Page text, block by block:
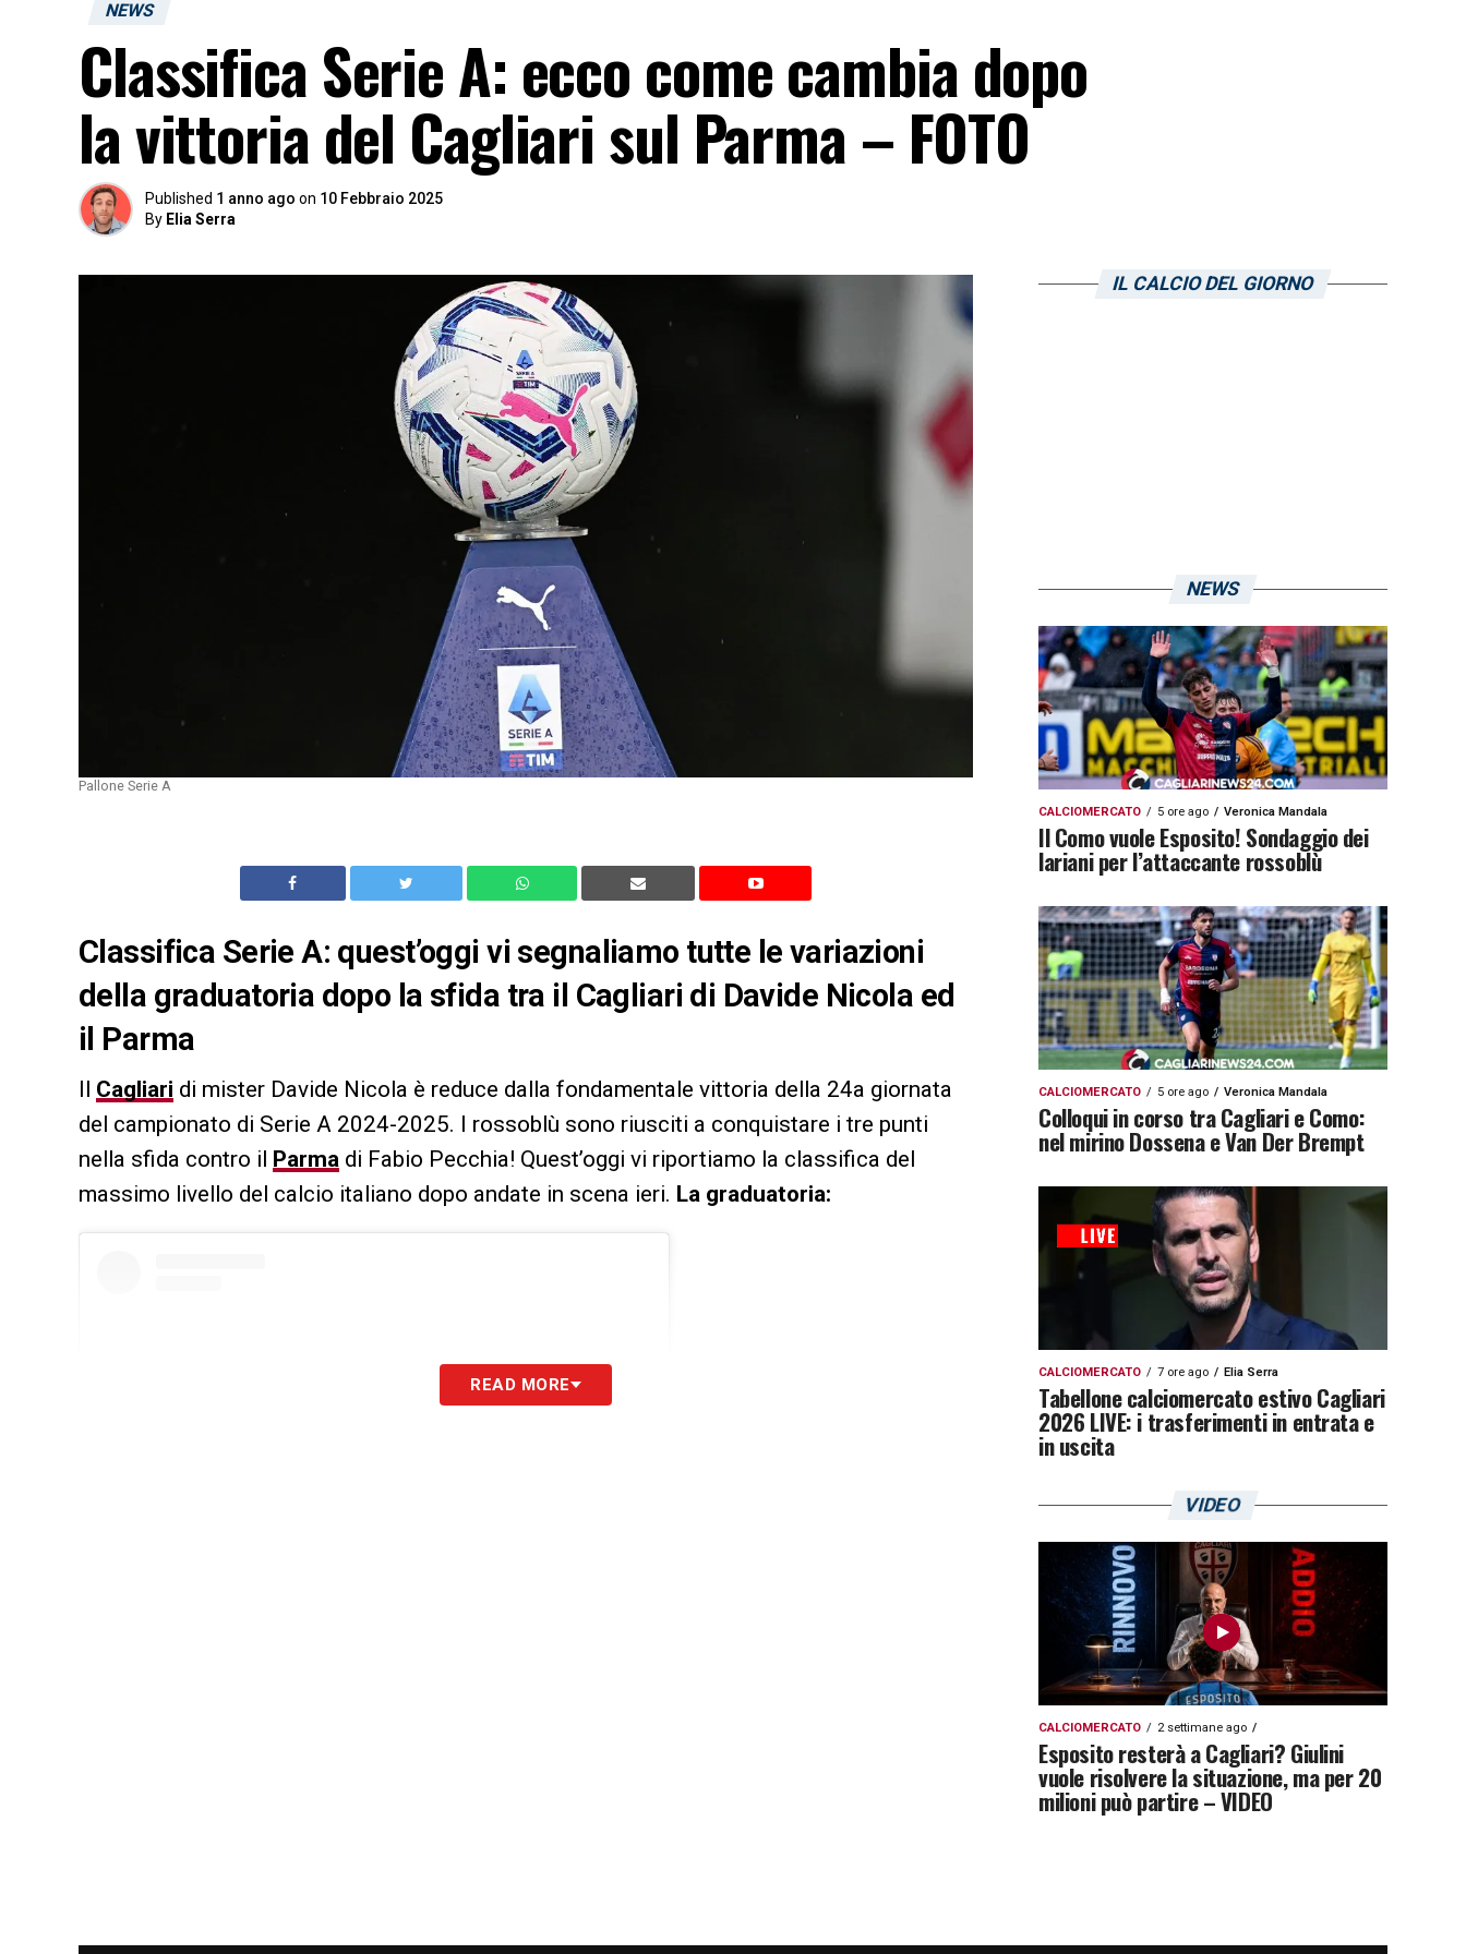
NEWS
Classifica Serie A: ecco come cambia dopo
la vittoria del Cagliari sul Parma – FOTO
Published 1 anno ago on 10 Febbraio 2025
By Elia Serra
Pallone Serie A
Classifica Serie A: quest’oggi vi segnaliamo tutte le variazioni
della graduatoria dopo la sfida tra il Cagliari di Davide Nicola ed
il Parma
Il Cagliari di mister Davide Nicola è reduce dalla fondamentale vittoria della 24a giornata
del campionato di Serie A 2024-2025. I rossoblù sono riusciti a conquistare i tre punti
nella sfida contro il Parma di Fabio Pecchia! Quest’oggi vi riportiamo la classifica del
massimo livello del calcio italiano dopo andate in scena ieri. La graduatoria:
READ MORE
IL CALCIO DEL GIORNO
NEWS
CALCIOMERCATO 5 ore ago Veronica Mandala
Il Como vuole Esposito! Sondaggio dei
lariani per l’attaccante rossoblù
CALCIOMERCATO 5 ore ago Veronica Mandala
Colloqui in corso tra Cagliari e Como:
nel mirino Dossena e Van Der Brempt
CALCIOMERCATO 7 ore ago Elia Serra
Tabellone calciomercato estivo Cagliari
2026 LIVE: i trasferimenti in entrata e
in uscita
VIDEO
CALCIOMERCATO 2 settimane ago
Esposito resterà a Cagliari? Giulini
vuole risolvere la situazione, ma per 20
milioni può partire – VIDEO